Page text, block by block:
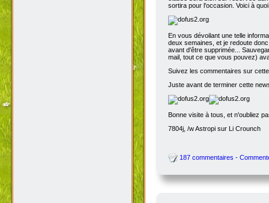
sortira pour l'occasion. Voici à
En vous dévoilant une telle
deux semaines, et je redoute
avant d'être supprimée...
mail, tout ce que vous pouvez)
Suivez les commentaires sur
Juste avant de terminer cette
Bonne visite à tous, et n'oubliez
7804j, /w Astropi sur Li Crounch
187 commentaires -